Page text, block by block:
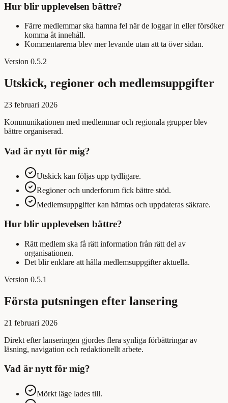
Hur blir upplevelsen bättre?
Färre medlemmar ska hamna fel när de loggar in eller försöker
komma åt innehåll.
Kommentarerna blev mer levande utan att ta över sidan.
Version 0.5.2
Utskick, regioner och medlemsuppgifter
23 februari 2026
Kommunikationen med medlemmar och regionala grupper blev
bättre organiserad.
Vad är nytt för mig?
Utskick kan följas upp tydligare.
Regioner och underforum fick bättre stöd.
Medlemsuppgifter kan hämtas och uppdateras säkrare.
Hur blir upplevelsen bättre?
Rätt medlem ska få rätt information från rätt del av
organisationen.
Det blir enklare att hålla medlemsuppgifter aktuella.
Version 0.5.1
Första putsningen efter lansering
21 februari 2026
Direkt efter lanseringen gjordes flera synliga förbättringar av
läsning, navigation och redaktionellt arbete.
Vad är nytt för mig?
Mörkt läge lades till.